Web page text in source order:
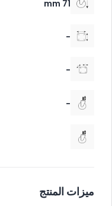
71 mm
-
-
-
ميزات المنتج